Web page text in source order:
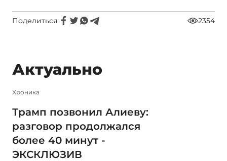
Поделиться: 2354
Актуально
Xроника
Трамп позвонил Алиеву:
разговор продолжался
более 40 минут -
ЭКСКЛЮЗИВ